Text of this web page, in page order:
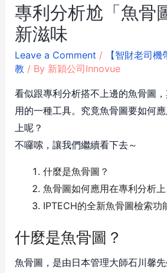
專利分析尬「魚骨
新滋味
Leave a Comment / 【智財老司機
教 / By 新穎公司Innovue
看似跟專利分析搭不上邊的魚骨圖
用的一種工具。究竟魚骨圖要如何應
上呢？
不囉嗦，讓我們繼續看下去～
什麼是魚骨圖？
魚骨圖如何應用在專利分析上
IPTECH的全新魚骨圖檢索功
什麼是魚骨圖？
魚骨圖，是由日本管理大師石川馨先